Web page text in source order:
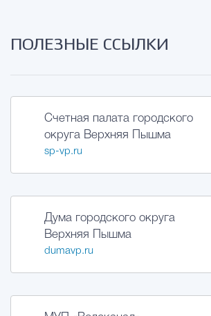
ПОЛЕЗНЫЕ ССЫЛКИ
Счетная палата городского
округа Верхняя Пышма
sp-vp.ru
Дума городского округа
Верхняя Пышма
dumavp.ru